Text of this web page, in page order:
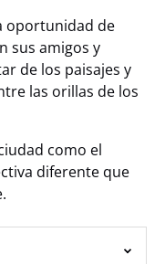
oportunidad de
sus amigos y
de los paisajes y
las orillas de los
como el
diferente que